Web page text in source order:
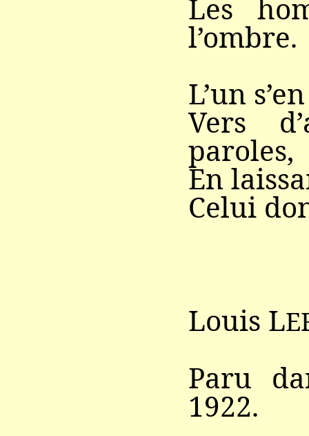
Les
l’ombre.
L’un
Vers
paroles,
En
Celui
Louis L
Paru
1922.